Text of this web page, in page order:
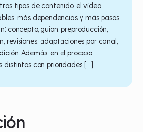
tipos de contenido, el vídeo
más dependencias y más pasos
concepto, guion, preproducción,
revisiones, adaptaciones por canal,
Además, en el proceso
distintos con prioridades […]